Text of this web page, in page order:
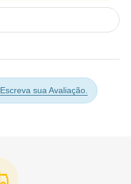
Escreva sua Avaliação.